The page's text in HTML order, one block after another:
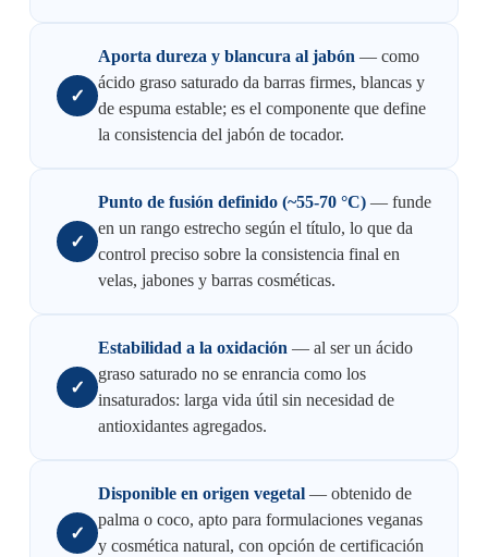
✓
Aporta dureza y blancura al jabón — como
ácido graso saturado da barras firmes, blancas y
de espuma estable; es el componente que define
la consistencia del jabón de tocador.
✓
Punto de fusión definido (~55-70 °C)— funde
en un rango estrecho según el título, lo que da
control preciso sobre la consistencia final en
velas, jabones y barras cosméticas.
✓
Estabilidad a la oxidación — al ser un ácido
graso saturado no se enrancia como los
insaturados: larga vida útil sin necesidad de
antioxidantes agregados.
✓
Disponible en origen vegetal— obtenido de
palma o coco, apto para formulaciones veganas
y cosmética natural, con opción de certificación